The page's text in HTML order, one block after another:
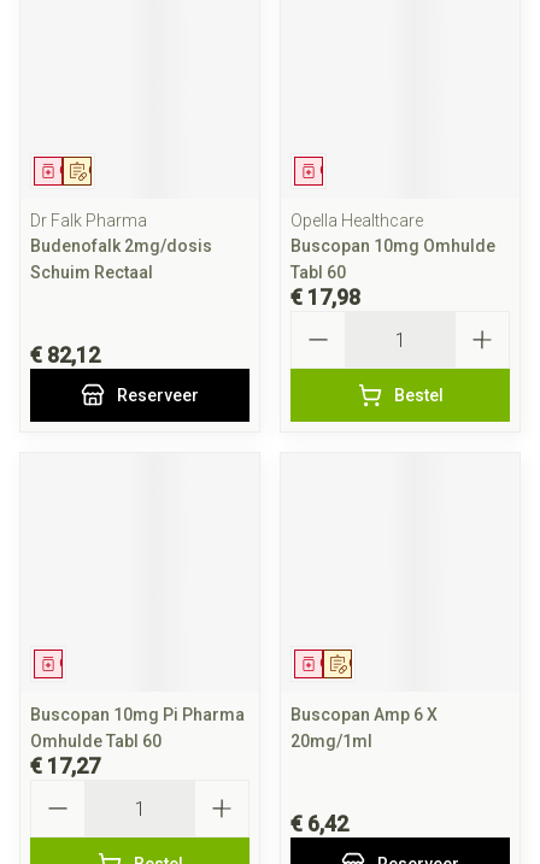
Op voorschrift
Geneesmiddel
Dr Falk Pharma
Budenofalk 2mg/dosis
Schuim Rectaal
€ 82,12
Reserveer
Geneesmiddel
Opella Healthcare
Buscopan 10mg Omhulde
Tabl 60
€ 17,98
Bestel
Geneesmiddel
Buscopan 10mg Pi Pharma
Omhulde Tabl 60
€ 17,27
Op voorschrift
Geneesmiddel
Buscopan Amp 6 X
20mg/1ml
€ 6,42